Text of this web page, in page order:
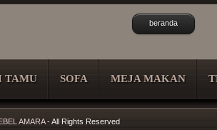
beranda
TAMU SOFA MEJA MAKAN
AMARA- All Rights Reserved